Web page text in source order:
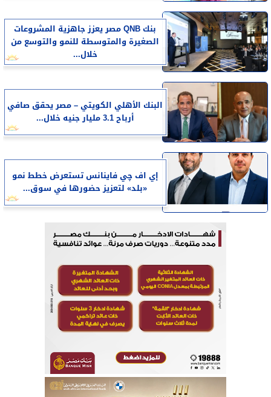
بنك QNB مصر يعزز جاهزية المشروعات
الصغيرة والمتوسطة للنمو والتوسع من
خلال...
البنك الأهلي الكويتي – مصر يحقق صافي
أرباح 3.1 مليار جنيه خلال...
إي اف چي فاينانس تستعرض خطط نمو
«بلد» لتعزيز حضورها في سوق...